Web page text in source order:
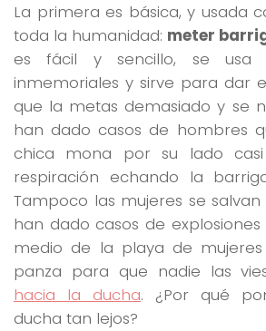
La primera es básica, y usada
toda la humanidad: meter
es fácil y sencillo, se usa
inmemoriales y sirve para dar
que la metas demasiado y se
han dado casos de hombres
chica mona por su lado
respiración echando la
Tampoco las mujeres se
han dado casos de
medio de la playa de
panza para que nadie las
hacia la ducha. ¿Por qué
ducha tan lejos?